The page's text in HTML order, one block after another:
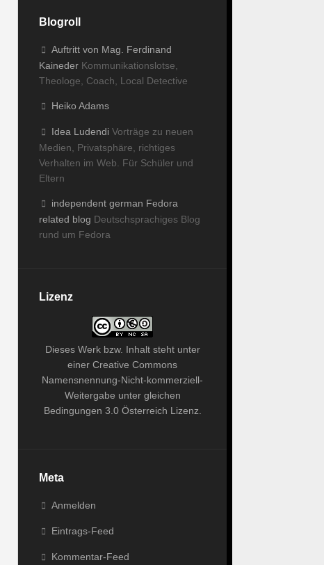
Blogroll
Auftritt von Mag. Ferdinand
Kaineder Kommunikationslotse,
Theologe, Coach, Local Detective
Heiko Adams
Idea Ludendi Vorträge zu neuen
Medien, Privatsphäre, richtiges
Verhalten im Web. Für Schüler und
Eltern
independent german Fedora
related blog Deutschsprachiges Blog
rund um Fedora
Lizenz
Dieses Werk bzw. Inhaltsteht unter
einer Creative Commons
Namensnennung-Nicht-kommerziell-
Weitergabe unter gleichen
Bedingungen 3.0 Österreich Lizenz
Meta
Anmelden
Eintrags-Feed
Kommentar-Feed